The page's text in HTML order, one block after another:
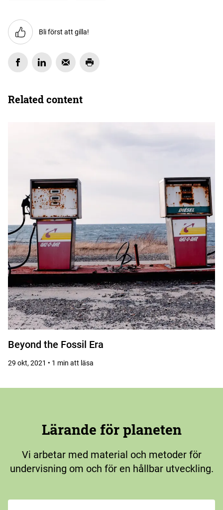
Bli först att gilla!
Related content
Beyond the Fossil Era
29 okt, 2021 • 1 min att läsa
Lärande för planeten
Vi arbetar med material och metoder för
undervisning om och för en hållbar utveckling.